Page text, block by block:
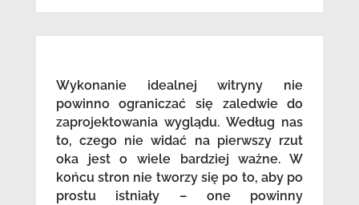
Wykonanie idealnej witryny nie
powinno ograniczać się zaledwie do
zaprojektowania wyglądu. Według nas
to, czego nie widać na pierwszy rzut
oka jest o wiele bardziej ważne. W
końcu stron nie tworzy się po to, aby po
prostu istniały – one powinny